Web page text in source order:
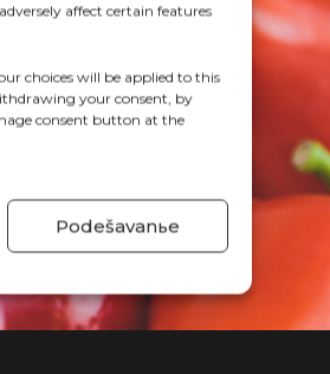
affect certain features
choices will be applied to this
your consent, by
consent button at the
Podešavanьe